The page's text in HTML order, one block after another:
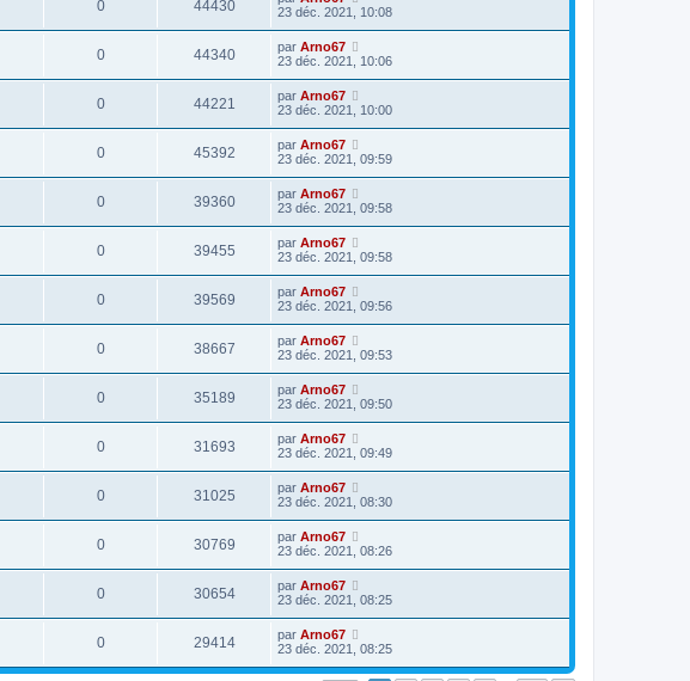
0 44430
23 déc. 2021, 10:08
0 44340 par Arno67
23 déc. 2021, 10:06
0 44221 par Arno67
23 déc. 2021, 10:00
0 45392 par Arno67
23 déc. 2021, 09:59
0 39360 par Arno67
23 déc. 2021, 09:58
0 39455 par Arno67
23 déc. 2021, 09:58
0 39569 par Arno67
23 déc. 2021, 09:56
0 38667 par Arno67
23 déc. 2021, 09:53
0 35189 par Arno67
23 déc. 2021, 09:50
0 31693 par Arno67
23 déc. 2021, 09:49
0 31025 par Arno67
23 déc. 2021, 08:30
0 30769 par Arno67
23 déc. 2021, 08:26
0 30654 par Arno67
23 déc. 2021, 08:25
0 29414 par Arno67
23 déc. 2021, 08:25